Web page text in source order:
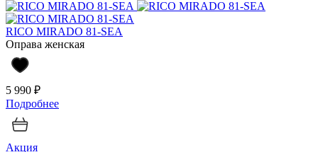
RICO MIRADO 81-SEA
Оправа женская
5 990 ₽
Подробнее
Акция